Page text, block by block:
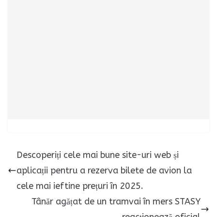
Descoperiți cele mai bune site-uri web și
aplicații pentru a rezerva bilete de avion la
cele mai ieftine prețuri în 2025.
Tânăr agățat de un tramvai în mers STASY